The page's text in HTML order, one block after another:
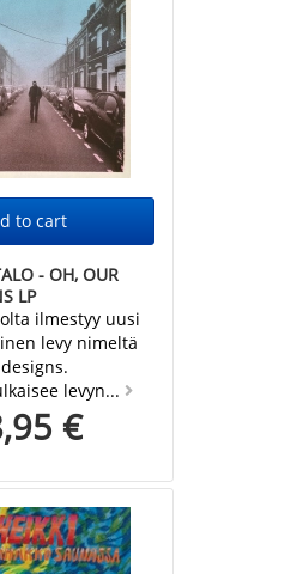
- OH, OUR
LP
ilmestyy uusi
levy nimeltä
levyn...
€